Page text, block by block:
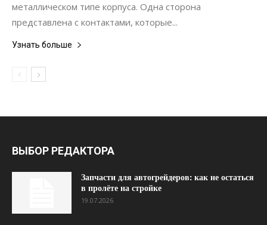
металлическом типе корпуса. Одна сторона
представлена с контактами, которые...
Узнать больше
ВЫБОР РЕДАКТОРА
Запчасти для автогрейдеров: как не остаться
в пролёте на стройке
19.07.2026